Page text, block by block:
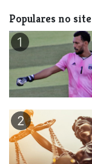
Populares no site
1
2